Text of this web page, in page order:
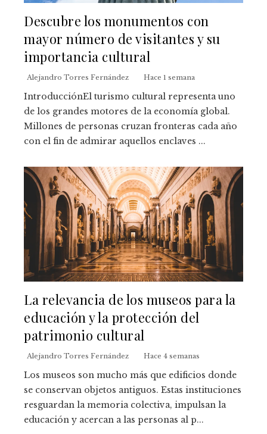
Descubre los monumentos con
mayor número de visitantes y su
importancia cultural
Alejandro Torres Fernández Hace 1 semana
IntroducciónEl turismo cultural representa uno
de los grandes motores de la economía global.
Millones de personas cruzan fronteras cada año
con el fin de admirar aquellos enclaves ...
La relevancia de los museos para la
educación y la protección del
patrimonio cultural
Alejandro Torres Fernández Hace 4 semanas
Los museos son mucho más que edificios donde
se conservan objetos antiguos. Estas instituciones
resguardan la memoria colectiva, impulsan la
educación y acercan a las personas al p...